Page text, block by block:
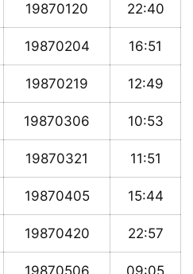
19870120 22:40
19870204 16:51
19870219 12:49
19870306 10:53
19870321 11:51
19870405 15:44
19870420 22:57
19870506 09:05